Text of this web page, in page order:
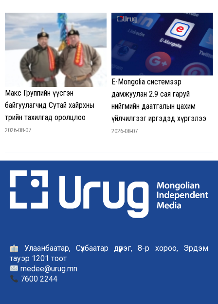
Макс Группийн үүсгэн
байгуулагчид Сутай хайрхны
төрийн тахилгад оролцлоо
2026-08-07
E-Mongolia системээр
дамжуулан 2.9 сая гаруй
нийгмийн даатгалын цахим
үйлчилгээг иргэдэд хүргэлээ
2026-08-07
Улаанбаатар, Сүхбаатар дүүрэг, 8-р хороо, Эрдэм
тауэр 1201 тоот
medee@urug.mn
7600 2244